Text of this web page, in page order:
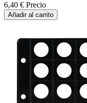
6,40 € Precio
Añadir al carrito